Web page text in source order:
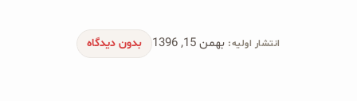
انتشار اولیه: بهمن 15, 1396 بدون دیدگاه